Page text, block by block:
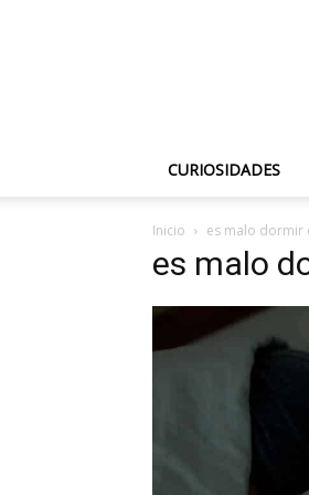
CURIOSIDADES
Inicio es malo dormir
es malo